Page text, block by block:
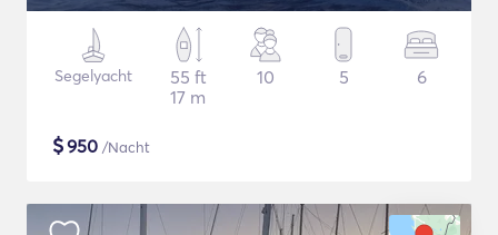
Segelyacht
55 ft
17 m
10 5 6
$950 /Nacht